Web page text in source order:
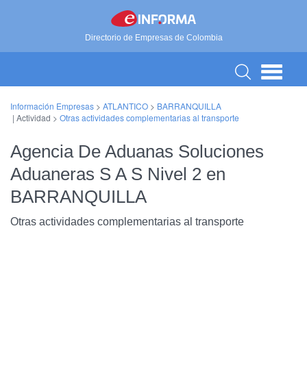
Directorio de Empresas de Colombia
Información Empresas > ATLANTICO > BARRANQUILLA
| Actividad > Otras actividades complementarias al transporte
Agencia De Aduanas Soluciones
Aduaneras S A S Nivel 2 en
BARRANQUILLA
Otras actividades complementarias al transporte